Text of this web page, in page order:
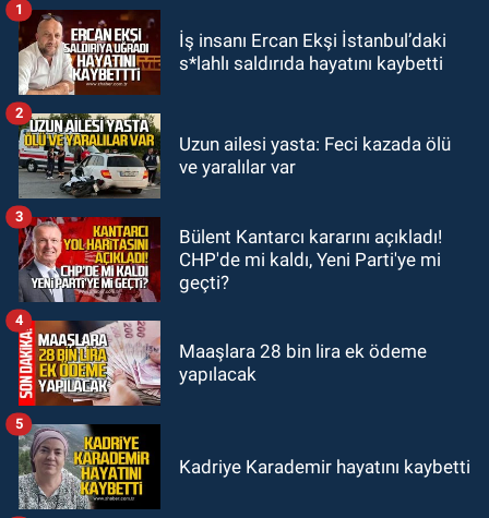
15:41
15:11Kdz. Ereğli'de Mervealtı
KOZLU
14:31Kozlu'da Nazım Zararcı
evinde ölü bulundu.
İş insanı Ercan Ekşi İstanbul’daki
s*lahlı saldırıda hayatını kaybetti
1
Uzun ailesi yasta: Feci kazada ölü
ve yaralılar var
2
Bülent Kantarcı kararını açıkladı!
CHP'de mi kaldı, Yeni Parti'ye mi
geçti?
3
Maaşlara 28 bin lira ek ödeme
yapılacak
4
Kadriye Karademir hayatını kaybetti
5